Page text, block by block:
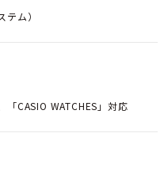
ム）
CASIO WATCHES」対応